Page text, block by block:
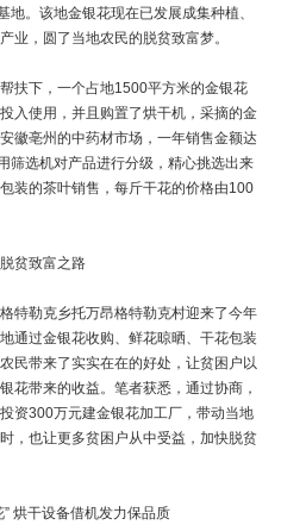
地。该地金银花现在已发展成集种植、
业，圆了当地农民的脱贫致富梦。
下，一个占地1500平方米的金银花
入使用，并且购置了烘干机，采摘的金
徽亳州的中药材市场，一年销售金额达
筛选机对产品进行分级，精心挑选出来
装的茶叶销售，每斤干花的价格由100
贫致富之路
勒克乡托万昂格特勒克村迎来了今年
通过金银花收购、鲜花晾晒、干花包装
民带来了实实在在的好处，让贫困户以
花带来的收益。笔者获悉，通过协商，
资300万元建金银花加工厂，带动当地
，也让更多贫困户从中受益，加快脱贫
烘干设备借机发力保品质